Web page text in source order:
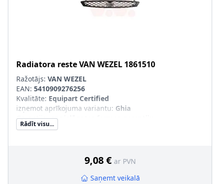
Radiatora resteVAN WEZEL 1861510
Ražotājs: VAN WEZEL
EAN: 5410909276256
Kvalitāte: Equipart Certified
izņemot aprīkojuma variantu: Ghia
Garantija:ar pielāgotas formas garantiju
SVHC:Nesatur SVHC vielas!
Rādīt visu...
9,08 € ar PVN
Saņemt veikalā